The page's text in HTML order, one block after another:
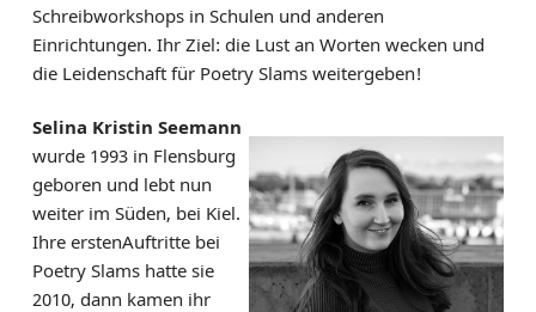
Schreibworkshops in Schulen und anderen
Einrichtungen. Ihr Ziel: die Lust an Worten wecken und
die Leidenschaft für Poetry Slams weitergeben!
Selina Kristin Seemann
wurde 1993 in Flensburg
geboren und lebt nun
weiter im Süden, bei Kiel.
Ihre erstenAuftritte bei
Poetry Slams hatte sie
2010, dann kamen ihr